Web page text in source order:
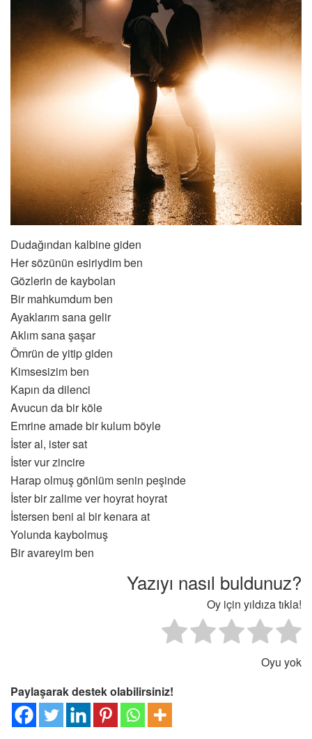
Dudağından kalbine giden
Her sözünün esiriydim ben
Gözlerin de kaybolan
Bir mahkumdum ben
Ayaklarım sana gelir
Aklım sana şaşar
Ömrün de yitip giden
Kimsesizim ben
Kapın da dilenci
Avucun da bir köle
Emrine amade bir kulum böyle
İster al, ister sat
İster vur zincire
Harap olmuş gönlüm senin peşinde
İster bir zalime ver hoyrat hoyrat
İstersen beni al bir kenara at
Yolunda kaybolmuş
Bir avareyim ben
Yazıyı nasıl buldunuz?
Oy için yıldıza tıkla!
Oyu yok
Paylaşarak destek olabilirsiniz!